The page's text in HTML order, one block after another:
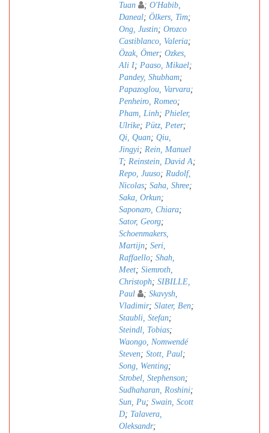
Tuan
; O'Habib,
Daneal; Ölkers, Tim;
Ong, Justin; Orozco
Castiblanco, Valeria;
Özak, Ömer; Ozkes,
Ali I; Paaso, Mikael;
Pandey, Shubham;
Papazoglou, Varvara;
Penheiro, Romeo;
Pham, Linh; Phieler,
Ulrike; Pütz, Peter;
Qi, Quan; Qiu,
Jingyi; Rein, Manuel
T; Reinstein, David A;
Repo, Juuso; Rudolf,
Nicolas; Saha, Shree;
Saka, Orkun;
Saponaro, Chiara;
Sator, Georg;
Schoenmakers,
Martijn; Seri,
Raffaello; Shah,
Meet; Siemroth,
Christoph; SIBILLE,
Paul
; Skavysh,
Vladimir; Slater, Ben;
Staubli, Stefan;
Steindl, Tobias;
Waongo, Nomwendé
Steven; Stott, Paul;
Song, Wenting;
Strobel, Stephenson;
Sudhaharan, Roshini;
Sun, Pu; Swain, Scott
D; Talavera,
Oleksandr;